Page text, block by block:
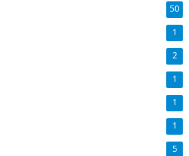
50
1
2
1
1
1
5